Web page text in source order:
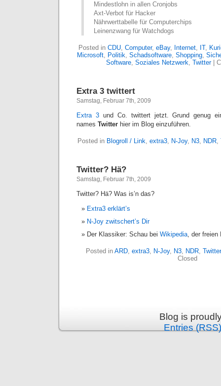
Mindestlohn in allen Cronjobs
Axt-Verbot für Hacker
Nährwerttabelle für Computerchips
Leinenzwang für Watchdogs
Posted in CDU, Computer, eBay, Internet, IT,
Microsoft, Politik, Schadsoftware, Shopping,
Software, Soziales Netzwerk, Twitter|
Extra 3 twittert
Samstag, Februar 7th, 2009
Extra 3 und Co. twittert jetzt. Grund genug
names Twitter hier im Blog einzuführen.
Posted in Blogroll / Link, extra3, N-Joy, N3, NDR,
Twitter? Hä?
Samstag, Februar 7th, 2009
Twitter? Hä? Was is’n das?
Extra3 erklärt’s
N-Joy zwitschert’s Dir
Der Klassiker: Schau bei Wikipedia, der freien
Posted in ARD, extra3, N-Joy, N3, NDR, Twitter
Closed
Blog is
Entries (RSS)